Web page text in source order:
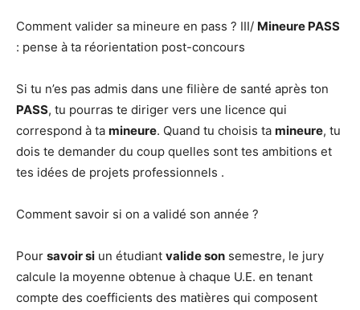
Comment valider sa mineure en pass ? III/ Mineure PASS
: pense à ta réorientation post-concours
Si tu n’es pas admis dans une filière de santé après ton
PASS, tu pourras te diriger vers une licence qui
correspond à ta mineure. Quand tu choisis ta mineure, tu
dois te demander du coup quelles sont tes ambitions et
tes idées de projets professionnels .
Comment savoir si on a validé son année ?
Pour savoir si un étudiant valide son semestre, le jury
calcule la moyenne obtenue à chaque U.E. en tenant
compte des coefficients des matières qui composent